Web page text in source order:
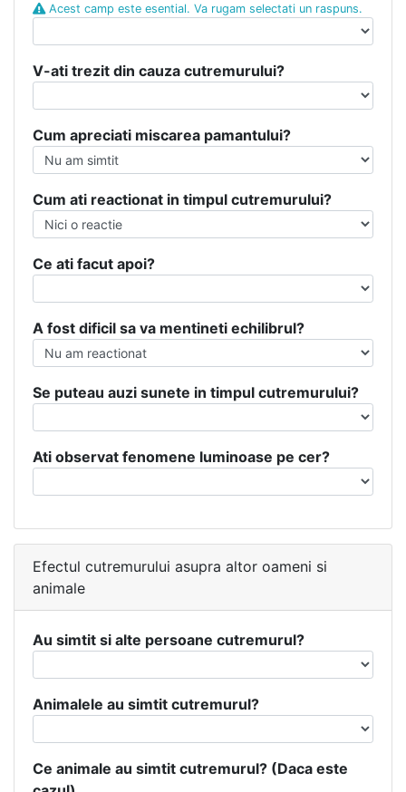
Acest camp este esential. Va rugam selectati un raspuns.
V-ati trezit din cauza cutremurului?
Cum apreciati miscarea pamantului?
Cum ati reactionat in timpul cutremurului?
Ce ati facut apoi?
A fost dificil sa va mentineti echilibrul?
Se puteau auzi sunete in timpul cutremurului?
Ati observat fenomene luminoase pe cer?
Efectul cutremurului asupra altor oameni si
animale
Au simtit si alte persoane cutremurul?
Animalele au simtit cutremurul?
Ce animale au simtit cutremurul? (Daca este